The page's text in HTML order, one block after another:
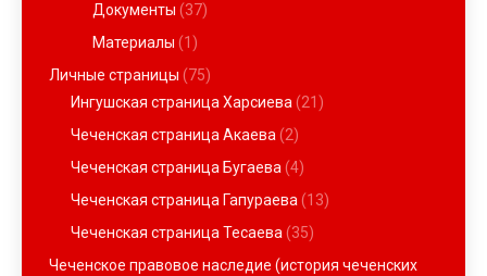
Документы (37)
Материалы (1)
Личные страницы (75)
Ингушская страница Харсиева (21)
Чеченская страница Акаева (2)
Чеченская страница Бугаева (4)
Чеченская страница Гапураева (13)
Чеченская страница Тесаева (35)
Чеченское правовое наследие (история чеченских